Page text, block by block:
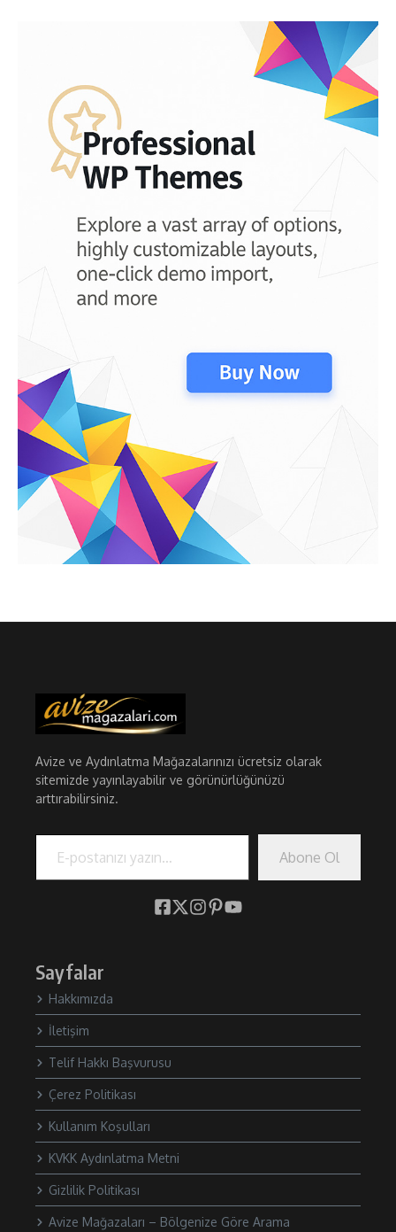
Avize ve Aydınlatma Mağazalarınızı ücretsiz olarak
sitemizde yayınlayabilir ve görünürlüğünüzü
arttırabilirsiniz.
E-postanızı yazın…
Abone Ol
Sayfalar
Hakkımızda
İletişim
Telif Hakkı Başvurusu
Çerez Politikası
Kullanım Koşulları
KVKK Aydınlatma Metni
Gizlilik Politikası
Avize Mağazaları – Bölgenize Göre Arama